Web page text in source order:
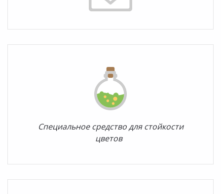
Специальное средство для стойкости
цветов